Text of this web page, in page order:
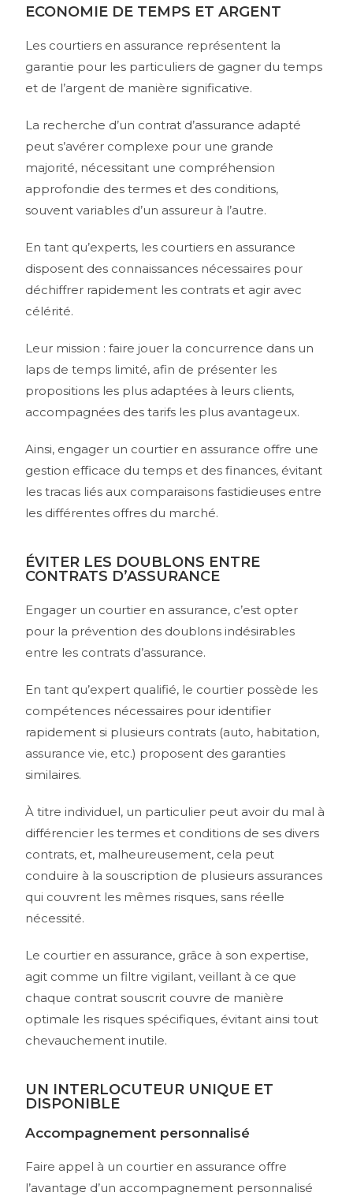
ECONOMIE DE TEMPS ET ARGENT
Les courtiers en assurance représentent la
garantie pour les particuliers de gagner du temps
et de l’argent de manière significative.
La recherche d’un contrat d’assurance adapté
peut s’avérer complexe pour une grande
majorité, nécessitant une compréhension
approfondie des termes et des conditions,
souvent variables d’un assureur à l’autre.
En tant qu’experts, les courtiers en assurance
disposent des connaissances nécessaires pour
déchiffrer rapidement les contrats et agir avec
célérité.
Leur mission : faire jouer la concurrence dans un
laps de temps limité, afin de présenter les
propositions les plus adaptées à leurs clients,
accompagnées des tarifs les plus avantageux.
Ainsi, engager un courtier en assurance offre une
gestion efficace du temps et des finances, évitant
les tracas liés aux comparaisons fastidieuses entre
les différentes offres du marché.
ÉVITER LES DOUBLONS ENTRE
CONTRATS D’ASSURANCE
Engager un courtier en assurance, c’est opter
pour la prévention des doublons indésirables
entre les contrats d’assurance.
En tant qu’expert qualifié, le courtier possède les
compétences nécessaires pour identifier
rapidement si plusieurs contrats (auto, habitation,
assurance vie, etc.) proposent des garanties
similaires.
À titre individuel, un particulier peut avoir du mal à
différencier les termes et conditions de ses divers
contrats, et, malheureusement, cela peut
conduire à la souscription de plusieurs assurances
qui couvrent les mêmes risques, sans réelle
nécessité.
Le courtier en assurance, grâce à son expertise,
agit comme un filtre vigilant, veillant à ce que
chaque contrat souscrit couvre de manière
optimale les risques spécifiques, évitant ainsi tout
chevauchement inutile.
UN INTERLOCUTEUR UNIQUE ET
DISPONIBLE
Accompagnement personnalisé
Faire appel à un courtier en assurance offre
l’avantage d’un accompagnement personnalisé